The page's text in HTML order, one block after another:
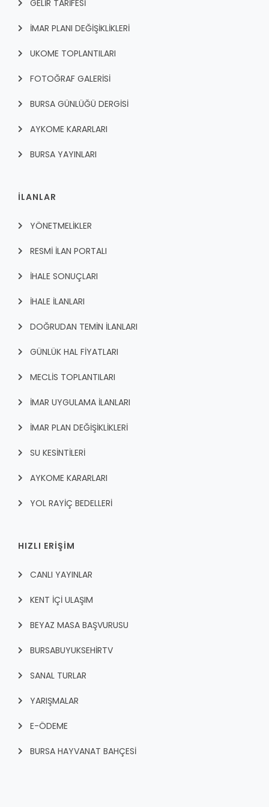
GELİR TARİFESİ
İMAR PLANI DEĞİŞİKLİKLERİ
UKOME TOPLANTILARI
FOTOĞRAF GALERİSİ
BURSA GÜNLÜĞÜ DERGİSİ
AYKOME KARARLARI
BURSA YAYINLARI
İLANLAR
YÖNETMELİKLER
RESMİ İLAN PORTALI
İHALE SONUÇLARI
İHALE İLANLARI
DOĞRUDAN TEMİN İLANLARI
GÜNLÜK HAL FİYATLARI
MECLİS TOPLANTILARI
İMAR UYGULAMA İLANLARI
İMAR PLAN DEĞİŞİKLİKLERİ
SU KESİNTİLERİ
AYKOME KARARLARI
YOL RAYİÇ BEDELLERİ
HIZLI ERİŞİM
CANLI YAYINLAR
KENT İÇI ULAŞIM
BEYAZ MASA BAŞVURUSU
BURSABUYUKSEHIRTV
SANAL TURLAR
YARIŞMALAR
E-ÖDEME
BURSA HAYVANAT BAHÇESİ